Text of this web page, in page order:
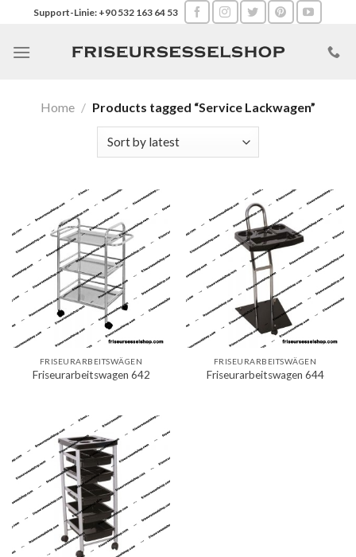
content
Support-Linie: +90 532 163 64 53
Home / Products tagged “Service Lackwagen”
FRISEURARBEITSWÄGEN
Friseurarbeitswagen 642
FRISEURARBEITSWÄGEN
Friseurarbeitswagen 644